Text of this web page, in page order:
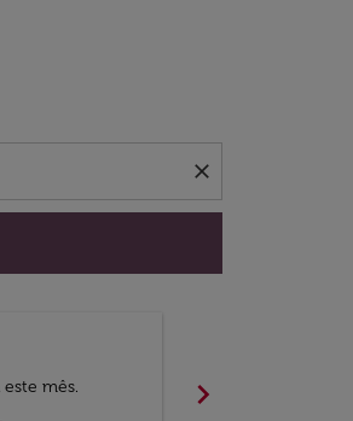
close
mês.
chevron_right